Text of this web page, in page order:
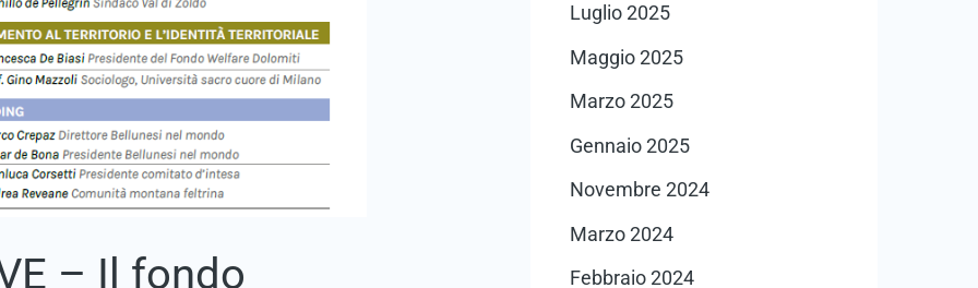
– Il fondo
Luglio 2025
Maggio 2025
Marzo 2025
Gennaio 2025
Novembre 2024
Marzo 2024
Febbraio 2024